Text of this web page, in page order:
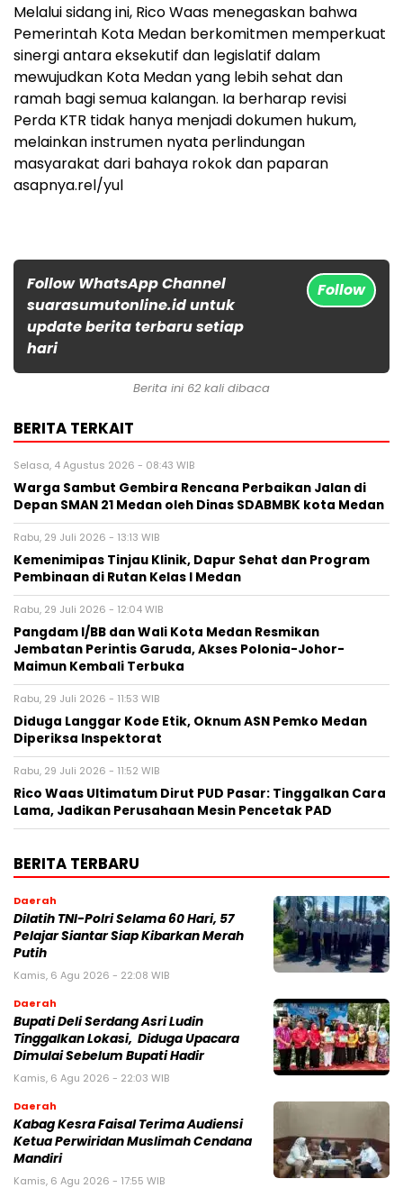
Melalui sidang ini, Rico Waas menegaskan bahwa
Pemerintah Kota Medan berkomitmen memperkuat
sinergi antara eksekutif dan legislatif dalam
mewujudkan Kota Medan yang lebih sehat dan
ramah bagi semua kalangan. Ia berharap revisi
Perda KTR tidak hanya menjadi dokumen hukum,
melainkan instrumen nyata perlindungan
masyarakat dari bahaya rokok dan paparan
asapnya.rel/yul
Follow WhatsApp Channel
suarasumutonline.id untuk
update berita terbaru setiap
hari
Follow
Berita ini 62 kali dibaca
BERITA TERKAIT
Selasa, 4 Agustus 2026 - 08:43 WIB
Warga Sambut Gembira Rencana Perbaikan Jalan di
Depan SMAN 21 Medan oleh Dinas SDABMBK kota Medan
Rabu, 29 Juli 2026 - 13:13 WIB
Kemenimipas Tinjau Klinik, Dapur Sehat dan Program
Pembinaan di Rutan Kelas I Medan
Rabu, 29 Juli 2026 - 12:04 WIB
Pangdam I/BB dan Wali Kota Medan Resmikan
Jembatan Perintis Garuda, Akses Polonia-Johor-
Maimun Kembali Terbuka
Rabu, 29 Juli 2026 - 11:53 WIB
Diduga Langgar Kode Etik, Oknum ASN Pemko Medan
Diperiksa Inspektorat
Rabu, 29 Juli 2026 - 11:52 WIB
Rico Waas Ultimatum Dirut PUD Pasar: Tinggalkan Cara
Lama, Jadikan Perusahaan Mesin Pencetak PAD
BERITA TERBARU
Daerah
Dilatih TNI-Polri Selama 60 Hari, 57
Pelajar Siantar Siap Kibarkan Merah
Putih
Kamis, 6 Agu 2026 - 22:08 WIB
Daerah
Bupati Deli Serdang Asri Ludin
Tinggalkan Lokasi, Diduga Upacara
Dimulai Sebelum Bupati Hadir
Kamis, 6 Agu 2026 - 22:03 WIB
Daerah
Kabag Kesra Faisal Terima Audiensi
Ketua Perwiridan Muslimah Cendana
Mandiri
Kamis, 6 Agu 2026 - 17:55 WIB